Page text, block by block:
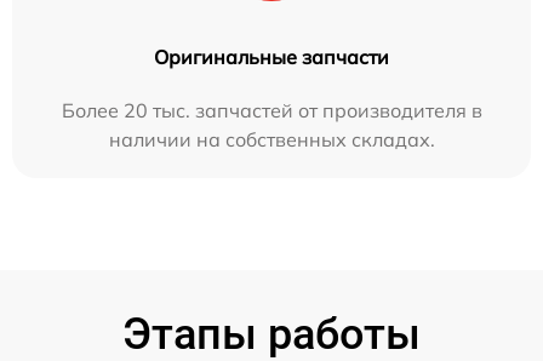
Оригинальные запчасти
Более 20 тыс. запчастей от производителя в
наличии на собственных складах.
Этапы работы